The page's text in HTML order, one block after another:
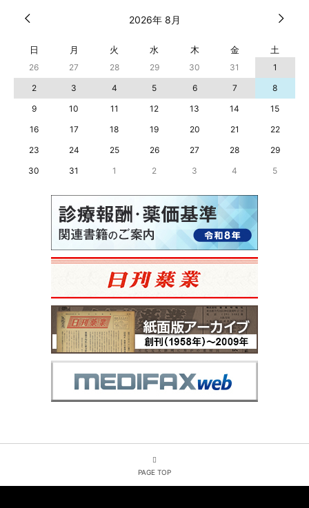
2026年 8月
日 月 火 水 木 金 土
26 27 28 29 30 31
1
2
3 4 5 6 7
8
9
10 11 12 13 14
15
16
17 18 19 20 21
22
23
24 25 26 27 28
29
30
31 1 2 3 4 5
PAGE TOP